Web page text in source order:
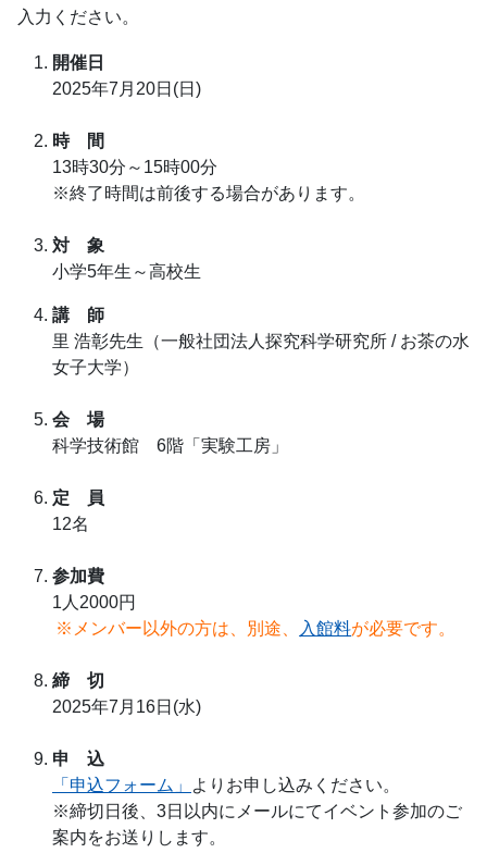
入力ください。
開催日
2025年7月20日(日)
時 間
13時30分～15時00分
※終了時間は前後する場合があります。
対 象
小学5年生～高校生
講 師
里 浩彰先生（一般社団法人探究科学研究所 / お茶の水
女子大学）
会 場
科学技術館 6階「実験工房」
定 員
12名
参加費
1人2000円
※メンバー以外の方は、別途、
入館料が必要です。
締 切
2025年7月16日(水)
申 込
「申込フォーム」
よりお申し込みください。
※締切日後、3日以内にメールにてイベント参加のご
案内をお送りします。